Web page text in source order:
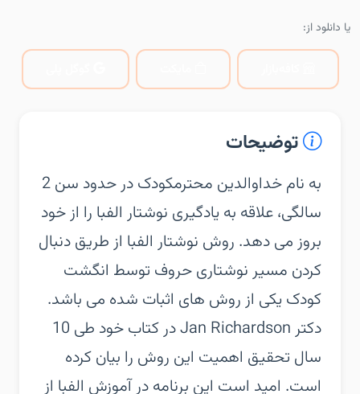
یا دانلود از:
توضیحات
‏‏به نام خدا‏والدین محترم‏کودک در حدود سن 2
سالگی، علاقه به یادگیری نوشتار الفبا را از خود
بروز می دهد. روش نوشتار الفبا از طریق دنبال
کردن مسیر نوشتاری حروف توسط انگشت
کودک یکی از روش های اثبات شده می باشد.
دکتر Jan Richardson در کتاب خود طی 10
سال تحقیق اهمیت این روش را بیان کرده
است. امید است این برنامه در آموزش الفبا از